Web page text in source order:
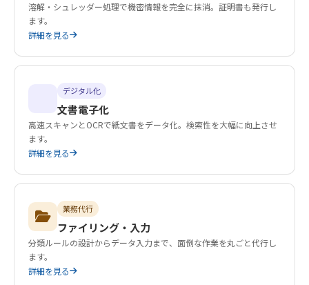
溶解・シュレッダー処理で機密情報を完全に抹消。証明書も発行し
ます。
詳細を見る
デジタル化
文書電子化
高速スキャンとOCRで紙文書をデータ化。検索性を大幅に向上させ
ます。
詳細を見る
業務代行
ファイリング・入力
分類ルールの設計からデータ入力まで、面倒な作業を丸ごと代行し
ます。
詳細を見る